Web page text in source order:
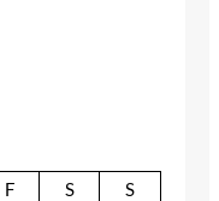
F S
S